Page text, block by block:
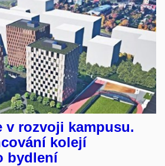
v rozvoji kampusu.
kolejí
bydlení